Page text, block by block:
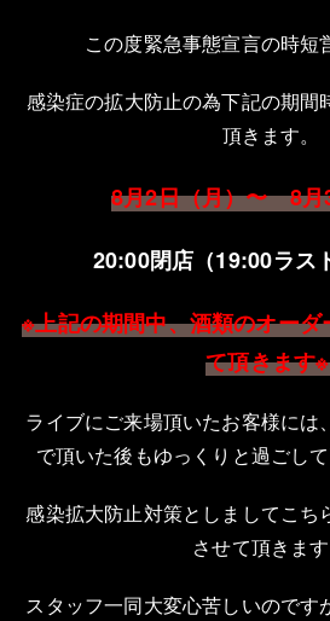
この度緊急事態宣言の時短
感染症の拡大防止の為下記の期間
頂きます。
8月2日（月）〜 8月
20:00閉店（19:00ラス
※上記の期間中、酒類のオー
て頂きます
ライブにご来場頂いたお客様には
で頂いた後もゆっくりと過ごし
感染拡大防止対策としましてこち
させて頂きます
スタッフ一同大変心苦しいのです